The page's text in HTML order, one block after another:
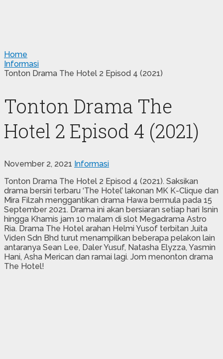
Home
Informasi
Tonton Drama The Hotel 2 Episod 4 (2021)
Tonton Drama The
Hotel 2 Episod 4 (2021)
November 2, 2021 Informasi
Tonton Drama The Hotel 2 Episod 4 (2021). Saksikan
drama bersiri terbaru ‘The Hotel’ lakonan MK K-Clique dan
Mira Filzah menggantikan drama Hawa bermula pada 15
September 2021. Drama ini akan bersiaran setiap hari Isnin
hingga Khamis jam 10 malam di slot Megadrama Astro
Ria. Drama The Hotel arahan Helmi Yusof terbitan Juita
Viden Sdn Bhd turut menampilkan beberapa pelakon lain
antaranya Sean Lee, Daler Yusuf, Natasha Elyzza, Yasmin
Hani, Asha Merican dan ramai lagi. Jom menonton drama
The Hotel!